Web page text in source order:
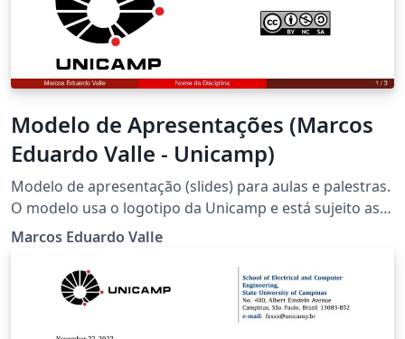
Modelo de Apresentações (Marcos
Eduardo Valle - Unicamp)
Modelo de apresentação (slides) para aulas e palestras.
O modelo usa o logotipo da Unicamp e está sujeito as
normas para o uso do logotipo. Especificamente, a A
logotipo em objetos não oficiais da Universidade, sem
autorização, por escrito, da Reitoria.
Marcos Eduardo Valle